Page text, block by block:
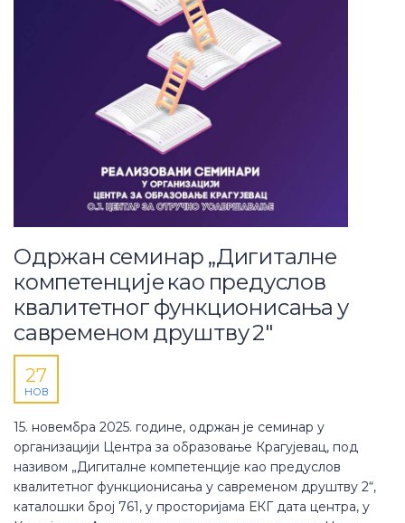
Одржан семинар „Дигиталне
компетенције као предуслов
квалитетног функционисања у
савременом друштву 2″
27
НОВ
15. новембра 2025. године, одржан је семинар у
организацији Центра за образовање Крагујевац, под
називом „Дигиталне компетенције као предуслов
квалитетног функционисања у савременом друштву 2“,
каталошки број 761, у просторијама ЕКГ дата центра, у